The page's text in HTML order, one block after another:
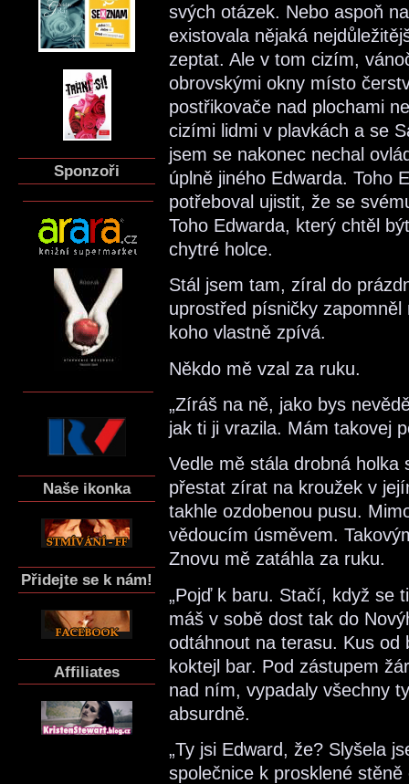
Sponzoři
Naše ikonka
Přidejte se k nám!
Affiliates
svých otázek. Nebo aspoň
existovala nějaká
zeptat. Ale v tom cizím,
obrovskými okny místo
postřikovače nad plochami
cizími lidmi v plavkách a se
jsem se nakonec nechal
úplně jiného Edwarda. Toho
potřeboval ujistit, že se
Toho Edwarda, který chtěl
chytré holce.
Stál jsem tam, zíral do
uprostřed písničky
koho vlastně zpívá.
Někdo mě vzal za ruku.
„Zíráš na ně, jako bys
jak ti ji vrazila. Mám takovej
Vedle mě stála drobná holka
přestat zírat na kroužek v
takhle ozdobenou pusu.
vědoucím úsměvem.
Znovu mě zatáhla za ruku.
„Pojď k baru. Stačí, když se
máš v sobě dost tak do
odtáhnout na terasu. Kus od
koktejl bar. Pod zástupem
nad ním, vypadaly všechny
absurdně.
„Ty jsi Edward, že? Slyšela
společnice k prosklené